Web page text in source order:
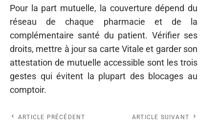
Pour la part mutuelle, la couverture dépend du
réseau de chaque pharmacie et de la
complémentaire santé du patient. Vérifier ses
droits, mettre à jour sa carte Vitale et garder son
attestation de mutuelle accessible sont les trois
gestes qui évitent la plupart des blocages au
comptoir.
ARTICLE PRÉCÉDENT ARTICLE SUIVANT